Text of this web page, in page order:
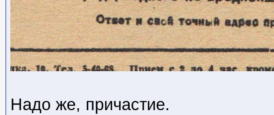
Надо же, причастие.